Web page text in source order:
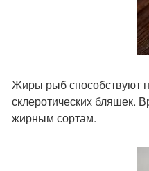
Жиры рыб способствуют
склеротических бляшек.
жирным сортам.